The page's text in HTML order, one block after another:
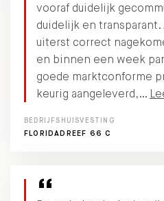
vooraf duidelijk
duidelijk en
uiterst correct
en binnen een week
goede marktconforme
keurig aangeleverd,…
BEDRIJFSHUISVESTING
FLORIDADREEF 66 C